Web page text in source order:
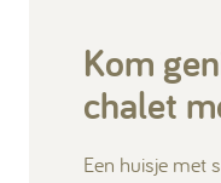
Kom
chalet
Een huisje met